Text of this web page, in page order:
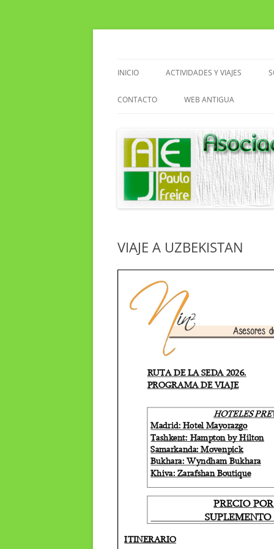
Saltar
INICIO ACTIVIDADES Y VIAJES
VIAJES
EXCURSIONES
SENDERISMO
CLUB DE LECTURA
CONTACTO WEB ANTIGUA
VIAJE A UZBEKISTAN